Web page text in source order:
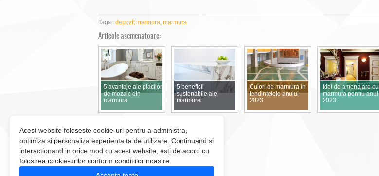
Acest website foloseste cookie-uri pentru a administra,
optimiza si personaliza experienta ta de utilizare. Continuand si
interactionand in orice mod cu acest website, esti de acord cu
folosirea cookie-urilor conform conditiilor noastre.
Tags: depozit marmura, marmura
Articole asemenatoare:
5 avantaje ale placilor
de mozaic din
marmura
5 beneficii
sustenabile ale
marmurei
Culori de marmura in
tendintelele anului
2023
Idei de amenajare cu
marmura pentru anul
2023